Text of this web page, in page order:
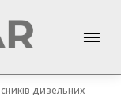
дизельних